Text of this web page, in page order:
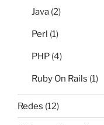
Java (2)
Perl (1)
PHP (4)
Ruby On Rails (1)
Redes (12)